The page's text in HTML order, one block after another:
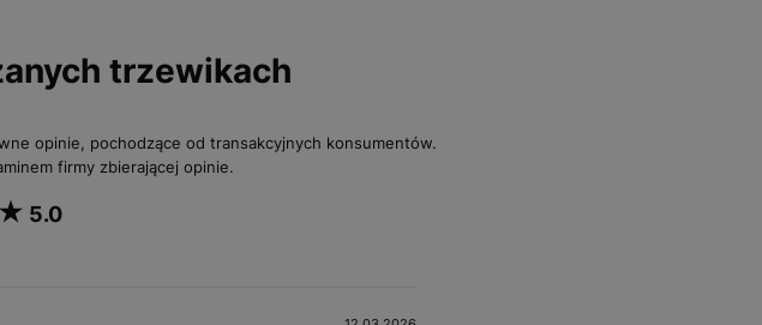
trzewikach
opinie, pochodzące od transakcyjnych konsumentów.
firmy zbierającej opinie.
5.0